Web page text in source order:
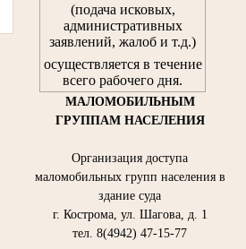
(подача исковых,
административных
заявлений, жалоб и т.д.)
осуществляется в течение
всего рабочего дня.
МАЛОМОБИЛЬНЫМ
ГРУППАМ НАСЕЛЕНИЯ
Организация доступа
маломобильных групп населения в
здание суда
г. Кострома, ул. Шагова, д. 1
тел. 8(4942) 47-15-77